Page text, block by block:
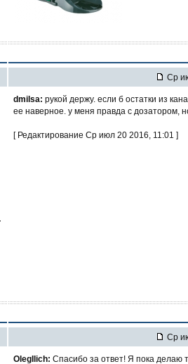
Ср
dmilsa: рукой держу. если б остатки из
ее наверное. у меня правда с дозатором,
[ Редактирование Ср июл 20 2016, 11:01 ]
Ср
OlegIlich: Спасибо за ответ! Я пока делаю